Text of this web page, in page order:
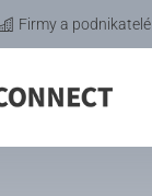
Firmy a podnikatelé